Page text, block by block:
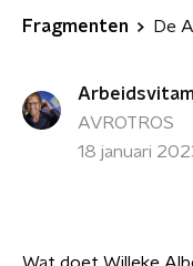
Fragmenten De
AVROTROS
18 januari